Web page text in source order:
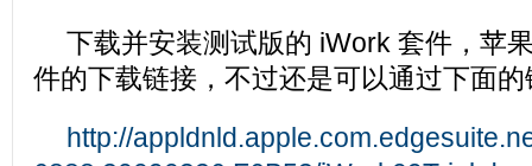
下载并安装测试版的 iWork 套件，苹
件的下载链接，不过还是可以通过下面
http://